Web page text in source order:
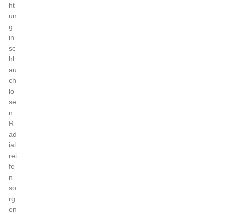
ht
un
g
in
sc
hl
au
ch
lo
se
n
R
ad
ial
rei
fe
n
so
rg
en